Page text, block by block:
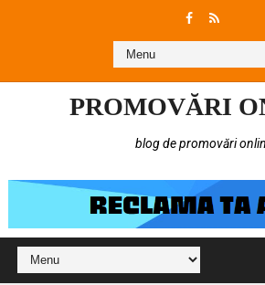
PROMOVĂRI
blog de promovări